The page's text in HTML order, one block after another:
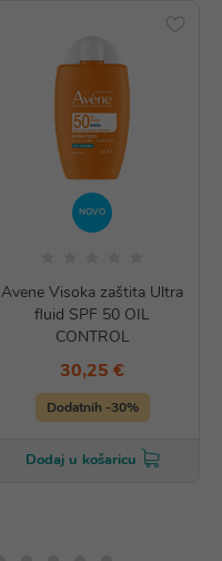
NOVO
Avene Visoka zaštita Ultra
fluid SPF 50 OIL
CONTROL
30,25 €
Dodatnih -30%
Dodaj u košaricu